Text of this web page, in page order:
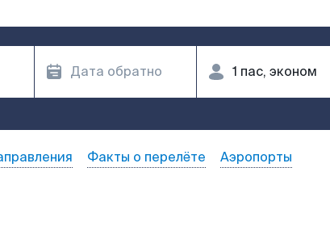
Факты о перелёте Аэропорты